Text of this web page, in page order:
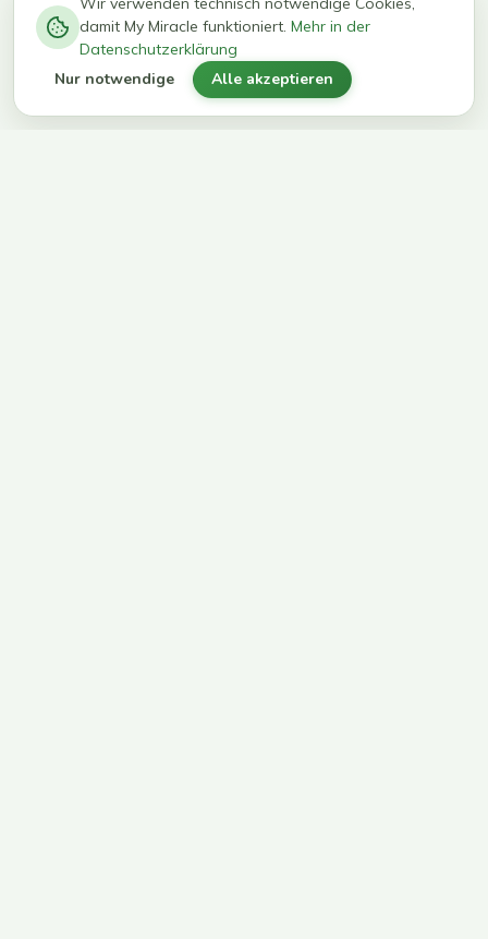
kg in 12
Wochen
erreichen
ihr Ziel
damit My Miracle funktioniert. Mehr in der
Datenschutzerklärung
Nur notwendige Alle akzeptieren